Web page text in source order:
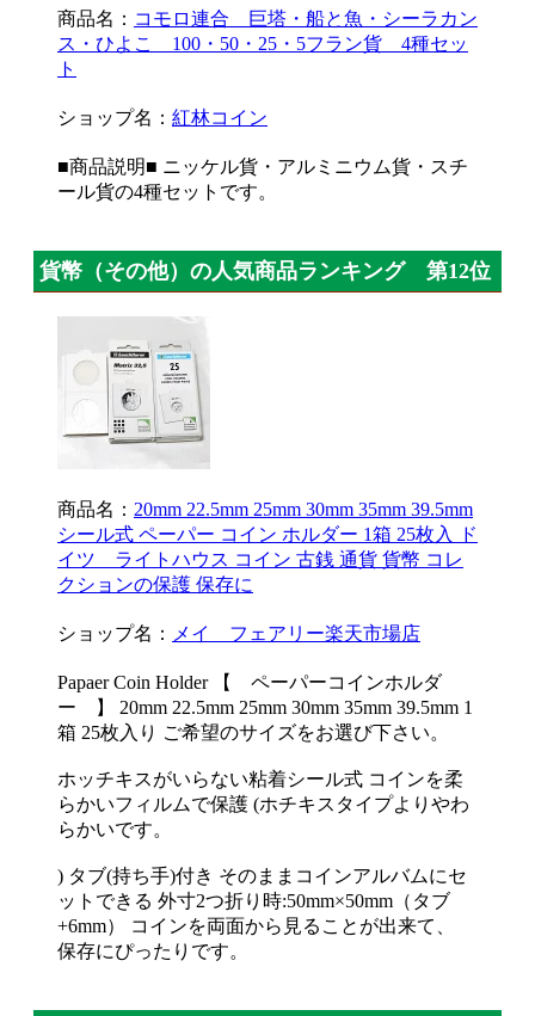
商品名： コモロ連合 巨塔・船と魚・シーラカン
ス・ひよこ 100・50・25・5フラン貨 4種セッ
ト
ショップ名： 紅林コイン
■商品説明■ ニッケル貨・アルミニウム貨・スチ
ール貨の4種セットです。
貨幣（その他）の人気商品ランキング 第12位
商品名： 20mm 22.5mm 25mm 30mm 35mm 39.5mm
シール式 ペーパー コイン ホルダー 1箱 25枚入 ド
イツ ライトハウス コイン 古銭 通貨 貨幣 コレ
クションの保護 保存に
ショップ名： メイ フェアリー楽天市場店
Papaer Coin Holder 【 ペーパーコインホルダ
ー 】 20mm 22.5mm 25mm 30mm 35mm 39.5mm 1
箱 25枚入り ご希望のサイズをお選び下さい。
ホッチキスがいらない粘着シール式 コインを柔
らかいフィルムで保護 (ホチキスタイプよりやわ
らかいです。
) タブ(持ち手)付き そのままコインアルバムにセ
ットできる 外寸2つ折り時:50mm×50mm（タブ
+6mm） コインを両面から見ることが出来て、
保存にぴったりです。